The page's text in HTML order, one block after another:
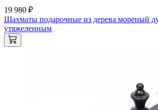
19 980 ₽
Шахматы подарочные из дерева мореный
утяжеленным